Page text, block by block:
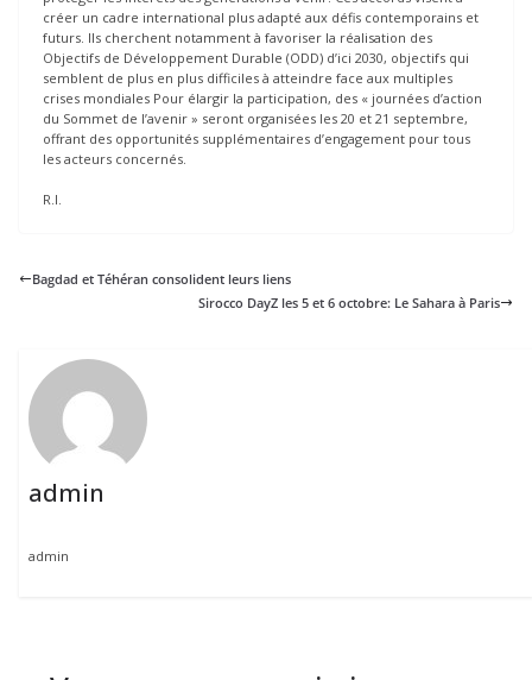
créer un cadre international plus adapté aux défis contemporains et
futurs. Ils cherchent notamment à favoriser la réalisation des
Objectifs de Développement Durable (ODD) d’ici 2030, objectifs qui
semblent de plus en plus difficiles à atteindre face aux multiples
crises mondiales Pour élargir la participation, des « journées d’action
du Sommet de l’avenir » seront organisées les 20 et 21 septembre,
offrant des opportunités supplémentaires d’engagement pour tous
les acteurs concernés.
R.I.
Bagdad et Téhéran consolident leurs liens
Sirocco DayZ les 5 et 6 octobre: Le Sahara à Paris
admin
admin